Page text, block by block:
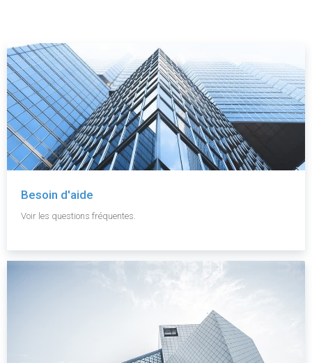
Besoin d'aide
Voir les questions fréquentes.